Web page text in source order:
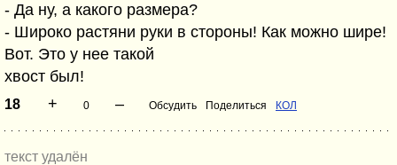
- Да ну, а какого размера?
- Широко растяни руки в стороны! Как можно шире!
Вот. Это у нее такой
хвост был!
18 + 0 – Обсудить Поделиться КОЛ
текст удалён